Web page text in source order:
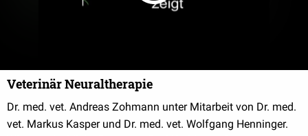
Veterinär Neuraltherapie
Dr. med. vet. Andreas Zohmann unter Mitarbeit von Dr. med.
vet. Markus Kasper und Dr. med. vet. Wolfgang Henninger.